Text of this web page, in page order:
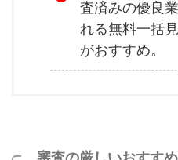
査済みの優良
れる無料一括
がおすすめ。